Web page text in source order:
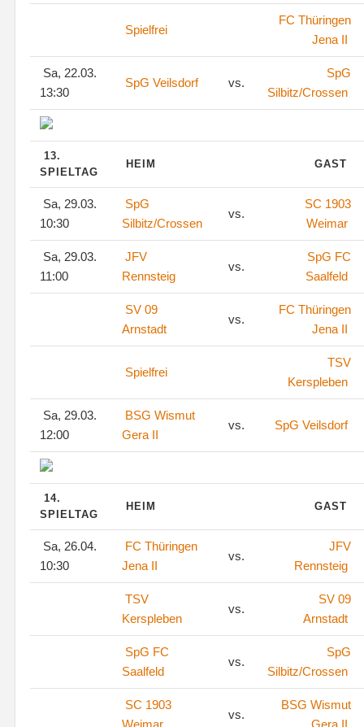
Spielfrei
FC Thüringen
Jena II
Sa, 22.03.
13:30
SpG Veilsdorf vs.
SpG
Silbitz/Crossen
13.
SPIELTAG
HEIM GAST
Sa, 29.03.
10:30
SpG
Silbitz/Crossen
vs.
SC 1903
Weimar
Sa, 29.03.
11:00
JFV
Rennsteig
vs.
SpG FC
Saalfeld
SV 09
Arnstadt
vs.
FC Thüringen
Jena II
Spielfrei
TSV
Kerspleben
Sa, 29.03.
12:00
BSG Wismut
Gera II
vs. SpG Veilsdorf
14.
SPIELTAG
HEIM GAST
Sa, 26.04.
10:30
FC Thüringen
Jena II
vs.
JFV
Rennsteig
TSV
Kerspleben
vs.
SV 09
Arnstadt
SpG FC
Saalfeld
vs.
SpG
Silbitz/Crossen
SC 1903
Weimar
vs.
BSG Wismut
Gera II